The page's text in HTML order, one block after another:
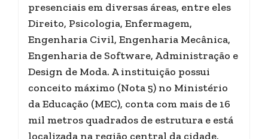
presenciais em diversas áreas, entre eles
Direito, Psicologia, Enfermagem,
Engenharia Civil, Engenharia Mecânica,
Engenharia de Software, Administração e
Design de Moda. A instituição possui
conceito máximo (Nota 5) no Ministério
da Educação (MEC), conta com mais de 16
mil metros quadrados de estrutura e está
localizada na região central da cidade.